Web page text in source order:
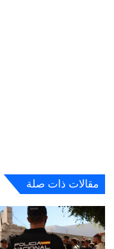
مقالات ذات صلة